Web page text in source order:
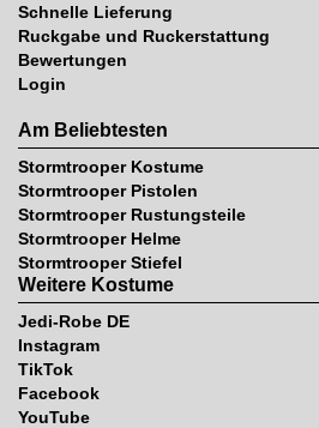
Schnelle Lieferung
Ruckgabe und Ruckerstattung
Bewertungen
Login
Am Beliebtesten
Stormtrooper Kostume
Stormtrooper Pistolen
Stormtrooper Rustungsteile
Stormtrooper Helme
Stormtrooper Stiefel
Weitere Kostume
Jedi-Robe DE
Instagram
TikTok
Facebook
YouTube